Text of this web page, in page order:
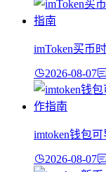
imToken买币
2026-08-07
imtoken钱包
2026-08-07